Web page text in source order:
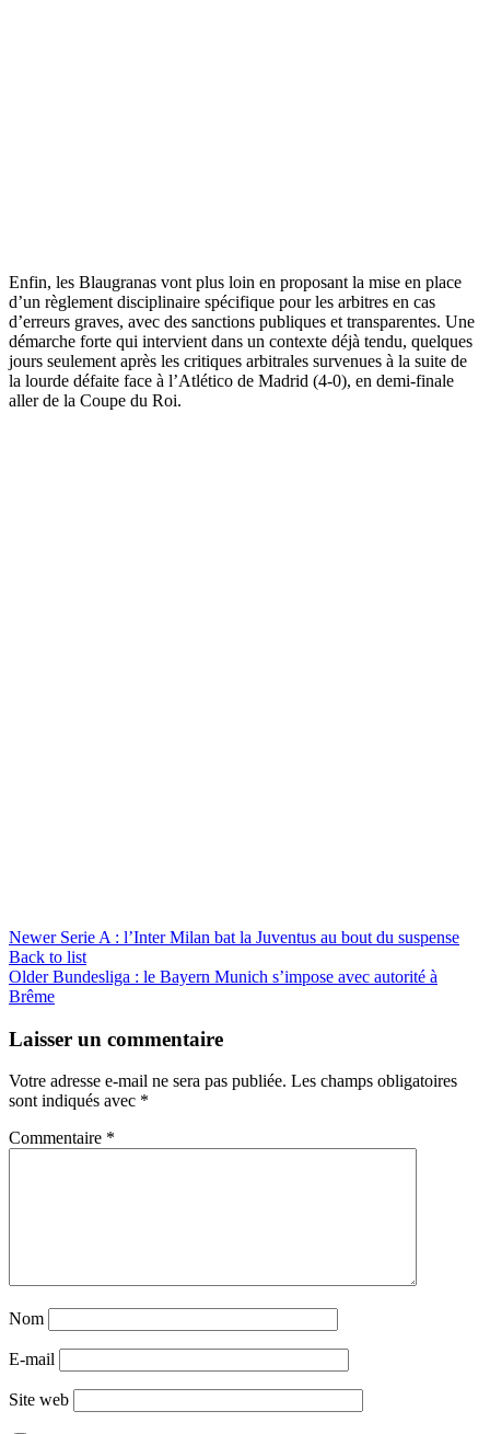
Enfin, les Blaugranas vont plus loin en proposant la mise en place
d’un règlement disciplinaire spécifique pour les arbitres en cas
d’erreurs graves, avec des sanctions publiques et transparentes. Une
démarche forte qui intervient dans un contexte déjà tendu, quelques
jours seulement après les critiques arbitrales survenues à la suite de
la lourde défaite face à l’Atlético de Madrid (4-0), en demi-finale
aller de la Coupe du Roi.
Newer Serie A : l’Inter Milan bat la Juventus au bout du suspense
Back to list
Older Bundesliga : le Bayern Munich s’impose avec autorité à
Brême
Laisser un commentaire
Votre adresse e-mail ne sera pas publiée. Les champs obligatoires
sont indiqués avec *
Commentaire *
Nom
E-mail
Site web